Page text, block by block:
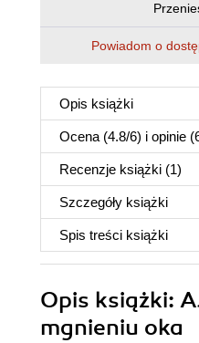
Powiadom o
Opis książki
Ocena (4.8/6) i opinie
Recenzje książki (1)
Szczegóły książki
Spis treści książki
Opis książki:
mgnieniu oka